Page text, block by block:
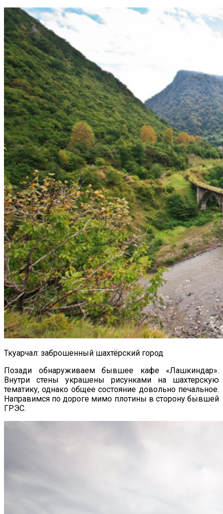
Ткуарчал: заброшенный шахтёрский город
Позади обнаруживаем бывшее кафе «Лашкиндар».
Внутри стены украшены рисунками на шахтерскую
тематику, однако общее состояние довольно печальное.
Направимся по дороге мимо плотины в сторону бывшей
ГРЭС.